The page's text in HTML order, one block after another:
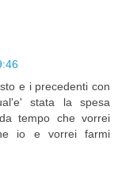
e i precedenti con
stata la spesa
tempo che vorrei
io e vorrei farmi